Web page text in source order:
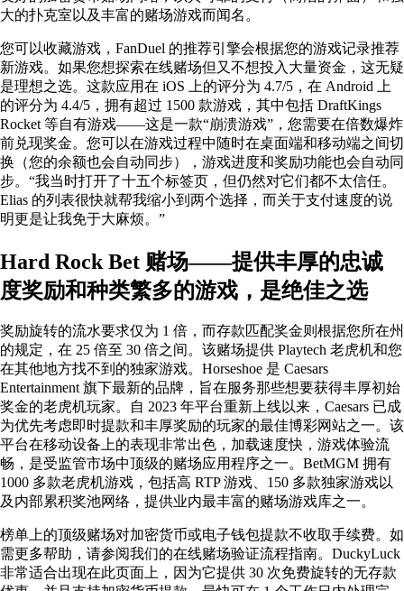
大的扑克室以及丰富的赌场游戏而闻名。
您可以收藏游戏，FanDuel 的推荐引擎会根据您的游戏记录推荐
新游戏。如果您想探索在线赌场但又不想投入大量资金，这无疑
是理想之选。这款应用在 iOS 上的评分为 4.7/5，在 Android 上
的评分为 4.4/5，拥有超过 1500 款游戏，其中包括 DraftKings
Rocket 等自有游戏——这是一款“崩溃游戏”，您需要在倍数爆炸
前兑现奖金。您可以在游戏过程中随时在桌面端和移动端之间切
换（您的余额也会自动同步），游戏进度和奖励功能也会自动同
步。“我当时打开了十五个标签页，但仍然对它们都不太信任。
Elias 的列表很快就帮我缩小到两个选择，而关于支付速度的说
明更是让我免于大麻烦。”
Hard Rock Bet 赌场——提供丰厚的忠诚
度奖励和种类繁多的游戏，是绝佳之选
奖励旋转的流水要求仅为 1 倍，而存款匹配奖金则根据您所在州
的规定，在 25 倍至 30 倍之间。该赌场提供 Playtech 老虎机和您
在其他地方找不到的独家游戏。Horseshoe 是 Caesars
Entertainment 旗下最新的品牌，旨在服务那些想要获得丰厚初始
奖金的老虎机玩家。自 2023 年平台重新上线以来，Caesars 已成
为优先考虑即时提款和丰厚奖励的玩家的最佳博彩网站之一。该
平台在移动设备上的表现非常出色，加载速度快，游戏体验流
畅，是受监管市场中顶级的赌场应用程序之一。BetMGM 拥有
1000 多款老虎机游戏，包括高 RTP 游戏、150 多款独家游戏以
及内部累积奖池网络，提供业内最丰富的赌场游戏库之一。
榜单上的顶级赌场对加密货币或电子钱包提款不收取手续费。如
需更多帮助，请参阅我们的在线赌场验证流程指南。DuckyLuck
非常适合出现在此页面上，因为它提供 30 次免费旋转的无存款